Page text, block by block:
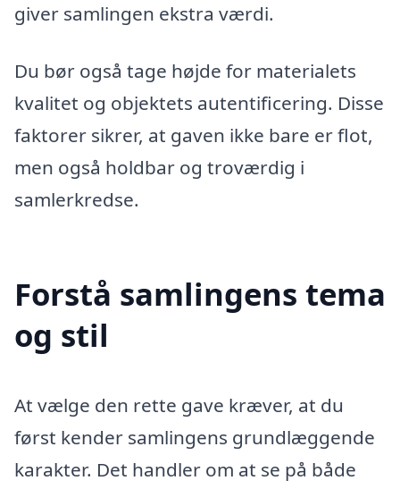
giver samlingen ekstra værdi.
Du bør også tage højde for materialets
kvalitet og objektets autentificering. Disse
faktorer sikrer, at gaven ikke bare er flot,
men også holdbar og troværdig i
samlerkredse.
Forstå samlingens tema
og stil
At vælge den rette gave kræver, at du
først kender samlingens grundlæggende
karakter. Det handler om at se på både